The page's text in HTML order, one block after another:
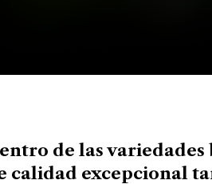
de las
calidad excepcional